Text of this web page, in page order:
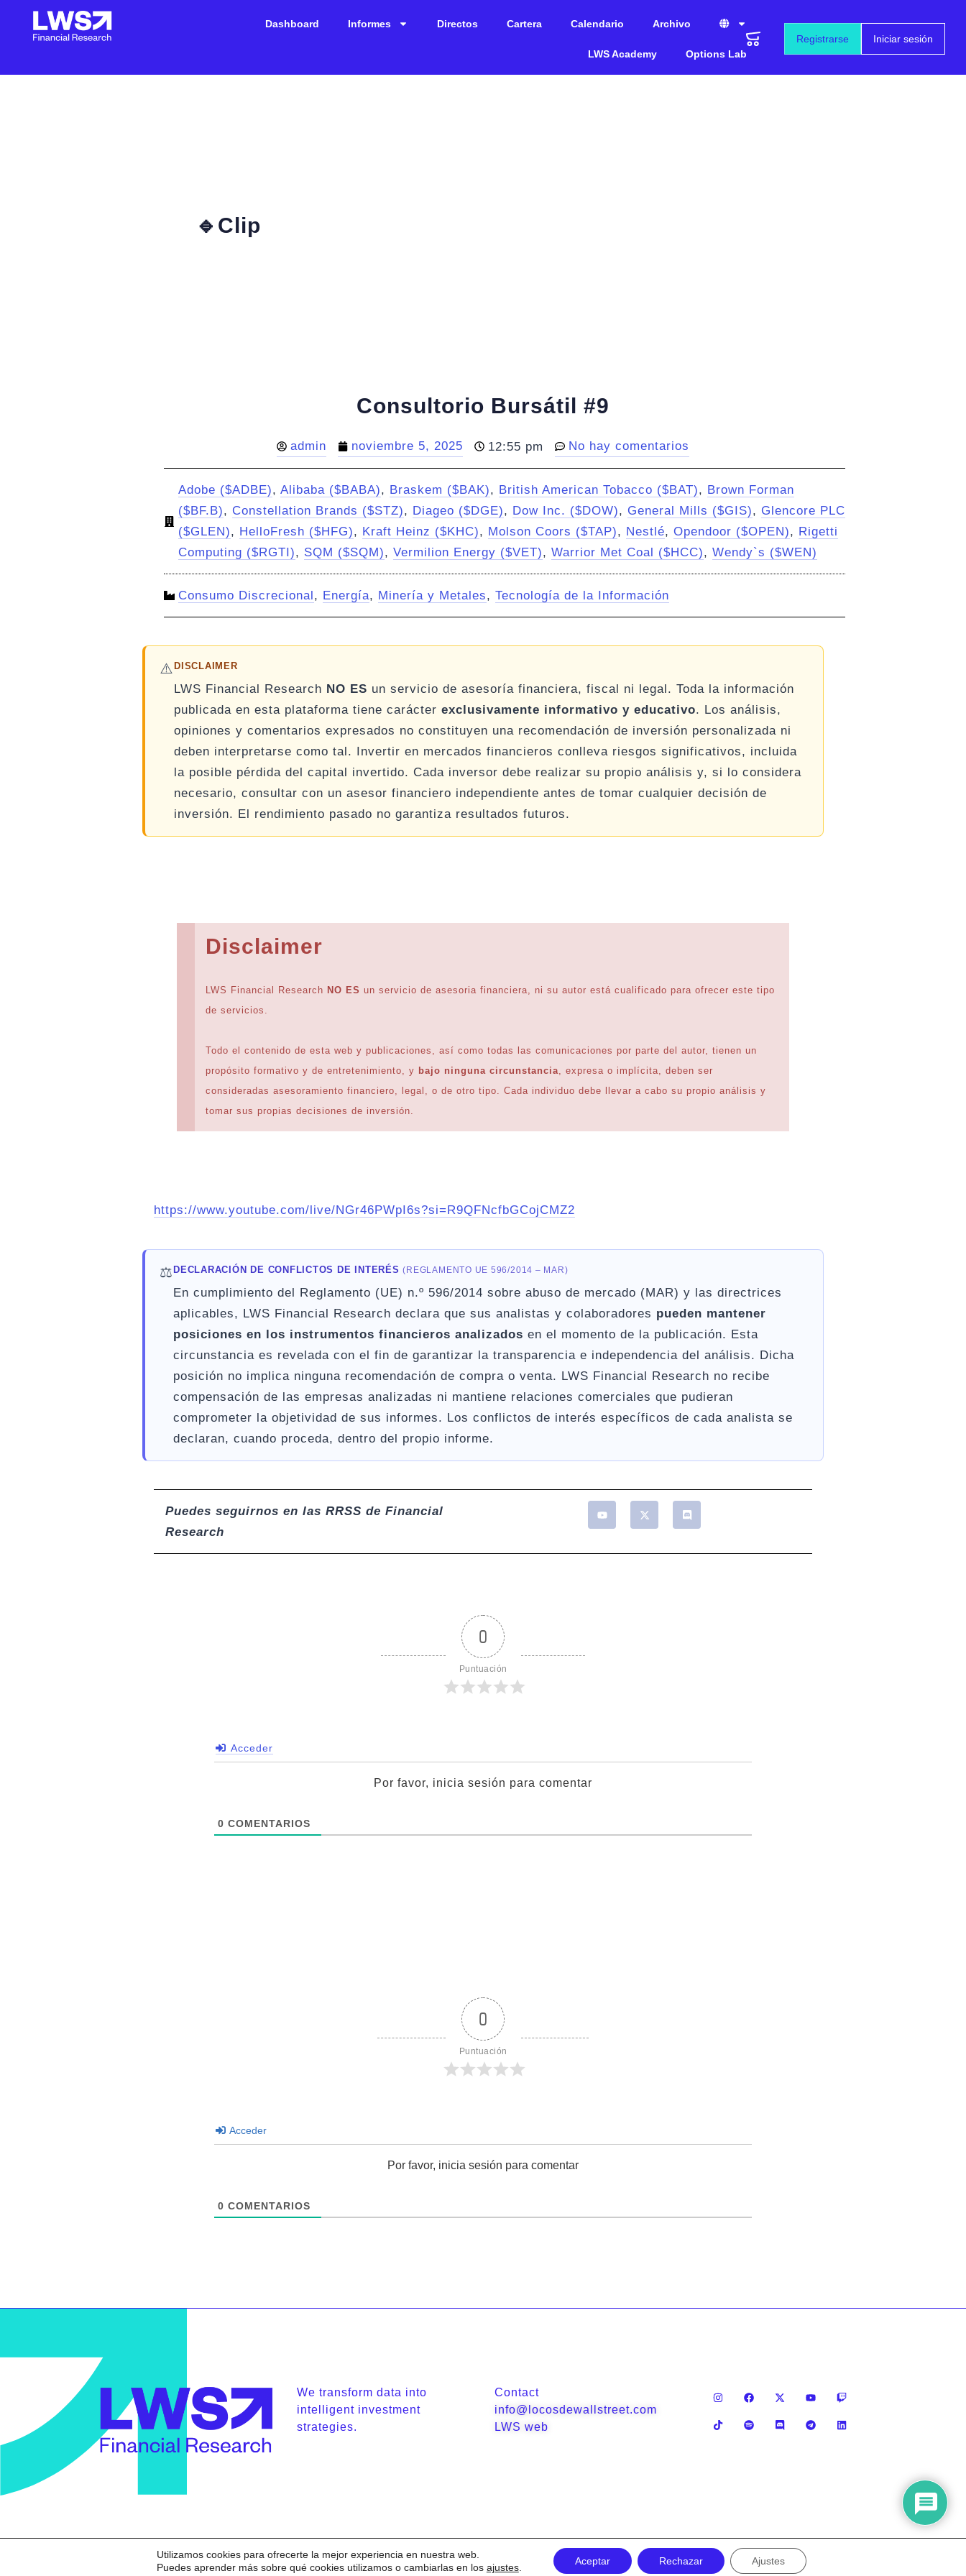
Iniciar sesión
Registrarse
Dashboard Informes Directos Cartera Calendario Archivo
LWS Academy Options Lab
🔹Clip
Consultorio Bursátil #9
admin noviembre 5, 2025 12:55 pm No hay comentarios
Adobe ($ADBE), Alibaba ($BABA), Braskem ($BAK), British American Tobacco ($BAT), Brown Forman
($BF.B), Constellation Brands ($STZ), Diageo ($DGE), Dow Inc. ($DOW), General Mills ($GIS), Glencore PLC
($GLEN), HelloFresh ($HFG), Kraft Heinz ($KHC), Molson Coors ($TAP), Nestlé, Opendoor ($OPEN), Rigetti
Computing ($RGTI), SQM ($SQM), Vermilion Energy ($VET), Warrior Met Coal ($HCC), Wendy`s ($WEN)
Consumo Discrecional, Energía, Minería y Metales, Tecnología de la Información
⚠️ DISCLAIMER
LWS Financial Research NO ES un servicio de asesoría financiera, fiscal ni legal. Toda la información
publicada en esta plataforma tiene carácter exclusivamente informativo y educativo. Los análisis,
opiniones y comentarios expresados no constituyen una recomendación de inversión personalizada ni
deben interpretarse como tal. Invertir en mercados financieros conlleva riesgos significativos, incluida
la posible pérdida del capital invertido. Cada inversor debe realizar su propio análisis y, si lo considera
necesario, consultar con un asesor financiero independiente antes de tomar cualquier decisión de
inversión. El rendimiento pasado no garantiza resultados futuros.
Disclaimer
LWS Financial Research NO ES un servicio de asesoria financiera, ni su autor está cualificado para ofrecer este tipo
de servicios.
Todo el contenido de esta web y publicaciones, así como todas las comunicaciones por parte del autor, tienen un
propósito formativo y de entretenimiento, y bajo ninguna circunstancia, expresa o implícita, deben ser
consideradas asesoramiento financiero, legal, o de otro tipo. Cada individuo debe llevar a cabo su propio análisis y
tomar sus propias decisiones de inversión.
https://www.youtube.com/live/NGr46PWpI6s?si=R9QFNcfbGCojCMZ2
⚖️ DECLARACIÓN DE CONFLICTOS DE INTERÉS(REGLAMENTO UE 596/2014 – MAR)
En cumplimiento del Reglamento (UE) n.º 596/2014 sobre abuso de mercado (MAR) y las directrices
aplicables, LWS Financial Research declara que sus analistas y colaboradores pueden mantener
posiciones en los instrumentos financieros analizados en el momento de la publicación. Esta
circunstancia es revelada con el fin de garantizar la transparencia e independencia del análisis. Dicha
posición no implica ninguna recomendación de compra o venta. LWS Financial Research no recibe
compensación de las empresas analizadas ni mantiene relaciones comerciales que pudieran
comprometer la objetividad de sus informes. Los conflictos de interés específicos de cada analista se
declaran, cuando proceda, dentro del propio informe.
Puedes seguirnos en las RRSS de Financial
Research
0
Puntuación
Acceder
Por favor, inicia sesión para comentar
0 COMENTARIOS
0
Puntuación
Acceder
Por favor, inicia sesión para comentar
0 COMENTARIOS
We transform data into
intelligent investment
strategies.
Contact
info@locosdewallstreet.com
LWS web
Copyright © 2026 Locos de Terms and conditions Cookies Policy Privacy policy Legal notice
Utilizamos cookies para ofrecerte la mejor experiencia en nuestra web.
Puedes aprender más sobre qué cookies utilizamos o cambiarlas en los ajustes.
Aceptar Rechazar Ajustes